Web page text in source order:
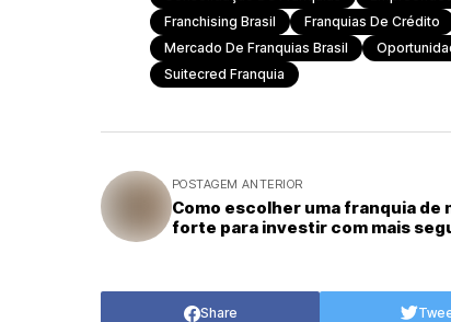
Franchising Brasil
Franquias De Crédito
Mercado De Franquias Brasil
Suitecred Franquia
POSTAGEM ANTERIOR
Como escolher uma franquia de
forte para investir com mais
Share